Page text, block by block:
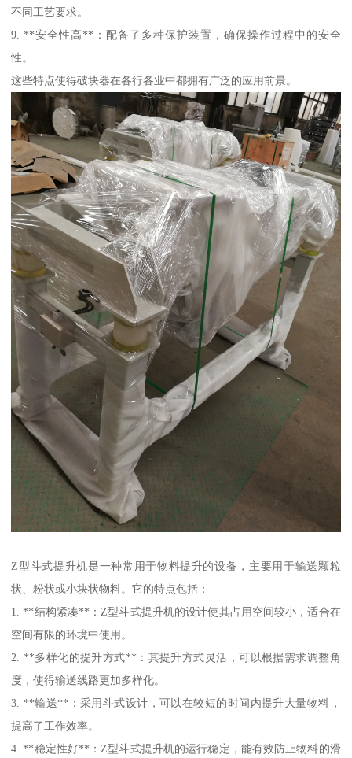
不同工艺要求。
9. **安全性高**：配备了多种保护装置，确保操作过程中的安全
性。
这些特点使得破块器在各行各业中都拥有广泛的应用前景。
Z型斗式提升机是一种常用于物料提升的设备，主要用于输送颗粒
状、粉状或小块状物料。它的特点包括：
1. **结构紧凑**：Z型斗式提升机的设计使其占用空间较小，适合在
空间有限的环境中使用。
2. **多样化的提升方式**：其提升方式灵活，可以根据需求调整角
度，使得输送线路更加多样化。
3. **输送**：采用斗式设计，可以在较短的时间内提升大量物料，
提高了工作效率。
4. **稳定性好**：Z型斗式提升机的运行稳定，能有效防止物料的滑